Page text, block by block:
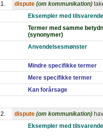
1. dispute (om kommunikation)
Eksempler med
Termer med samme
(synonymer)
Anvendelsesmønster
Mindre specifikke termer
Mere specifikke termer
Kan forårsage
2. dispute (om kommunikation)
Eksempler med